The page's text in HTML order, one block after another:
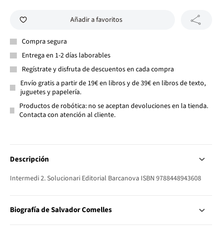
Añadir a favoritos
Compra segura
Entrega en 1-2 días laborables
Regístrate y disfruta de descuentos en cada compra
Envío gratis a partir de 19€ en libros y de 39€ en libros de texto,
juguetes y papelería.
Productos de robótica: no se aceptan devoluciones en la tienda.
Contacta con atención al cliente.
Descripción
Intermedi 2. Solucionari Editorial Barcanova ISBN 9788448943608
Biografía de Salvador Comelles